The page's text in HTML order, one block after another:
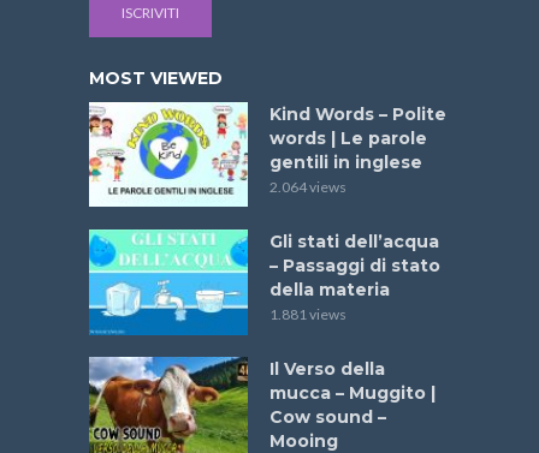
ISCRIVITI
MOST VIEWED
Kind Words – Polite
words | Le parole
gentili in inglese
2.064 views
Gli stati dell’acqua
– Passaggi di stato
della materia
1.881 views
Il Verso della
mucca – Muggito |
Cow sound –
Mooing